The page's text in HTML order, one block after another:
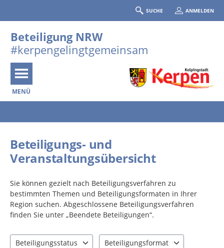
SUCHE ANMELDEN
Beteiligung NRW
#kerpengelingtgemeinsam
MENÜ
Beteiligungs- und
Veranstaltungsübersicht
Sie können gezielt nach Beteiligungsverfahren zu
bestimmten Themen und Beteiligungsformaten in Ihrer
Region suchen. Abgeschlossene Beteiligungsverfahren
finden Sie unter „Beendete Beteiligungen“.
Beteiligungsstatus
Beteiligungsformat